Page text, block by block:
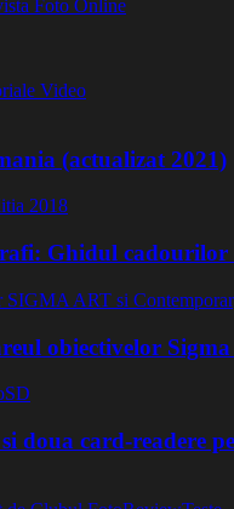
Video
(actualizat 2021)
Ghidul cadourilor
obiectivelor
doua card-readere